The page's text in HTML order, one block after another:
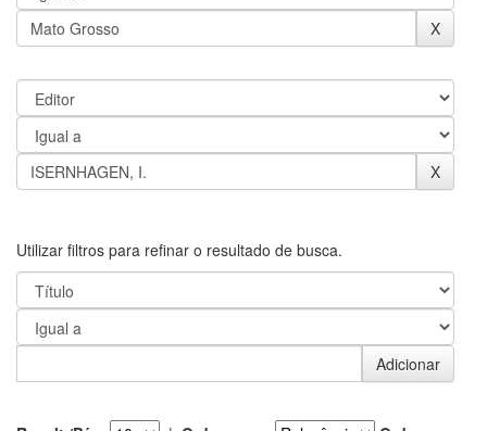
Utilizar filtros para refinar o resultado de busca.